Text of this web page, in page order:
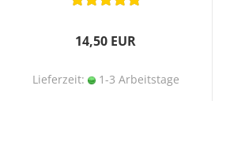
14,50 EUR
Lieferzeit: 1-3 Arbeitstage